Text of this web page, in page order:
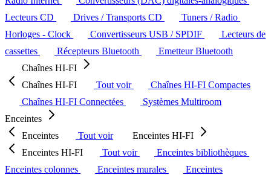
Lecteurs CD
Drives / Transports CD
Tuners / Radio
Horloges - Clock
Convertisseurs USB / SPDIF
Lecteurs de
cassettes
Récepteurs Bluetooth
Emetteur Bluetooth
Chaînes HI-FI
Chaînes HI-FI
Tout voir
Chaînes HI-FI Compactes
Chaînes HI-FI Connectées
Systèmes Multiroom
Enceintes
Enceintes
Tout voir
Enceintes HI-FI
Enceintes HI-FI
Tout voir
Enceintes bibliothèques
Enceintes colonnes
Enceintes murales
Enceintes